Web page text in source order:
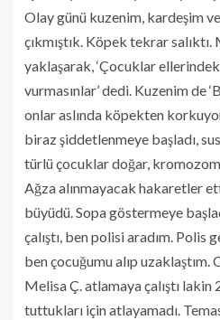
Olay günü kuzenim, kardeşim
çıkmıştık. Köpek tekrar
yaklaşarak, ‘Çocuklar
vurmasınlar’ dedi. Kuzenim de
onlar aslında köpekten
biraz şiddetlenmeye başladı,
türlü çocuklar doğar,
Ağza alınmayacak hakaretler
büyüdü. Sopa göstermeye
çalıştı, ben polisi aradım. Polis
ben çocuğumu alıp uzaklaştım.
Melisa Ç. atlamaya çalıştı
tuttukları için atlayamadı.